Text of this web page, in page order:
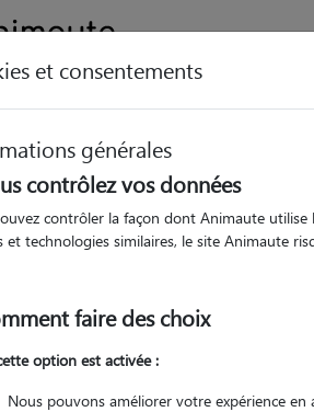
Chat Saint-
Animaute
et consentements
générales
contrôlez vos données
contrôler la façon dont Animaute utilise
et technologies similaires, le site Animaute
faire des choix
option est activée :
Nous pouvons améliorer votre expérience